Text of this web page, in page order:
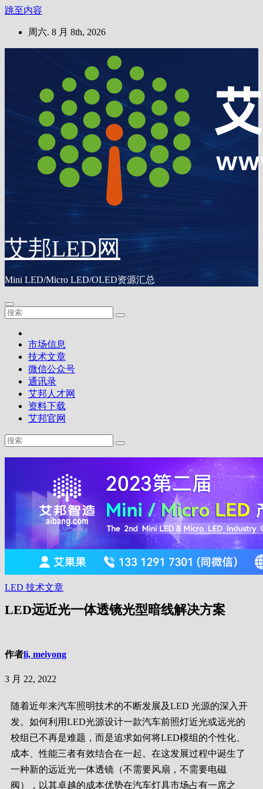
跳至内容
周六. 8 月 8th, 2026
艾邦LED网
Mini LED/Micro LED/OLED资源汇总
市场信息
技术文章
微信公众号
通讯录
艾邦人才网
资料下载
艾邦官网
LED 技术文章
LED远近光一体透镜光型暗线解决方案
作者li, meiyong
3 月 22, 2022
随着近年来汽车照明技术的不断发展及LED 光源的深入开
发。如何利用LED光源设计一款汽车前照灯近光或远光的
校组已不再是难题，而是追求如何将LED模组的个性化、
成本、性能三者有效结合在一起。在这发展过程中诞生了
一种新的远近光一体透镜（不需要风扇，不需要电磁
阀），以其卓越的成本优势在汽车灯具市场占有一席之